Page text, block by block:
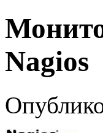
Nagios